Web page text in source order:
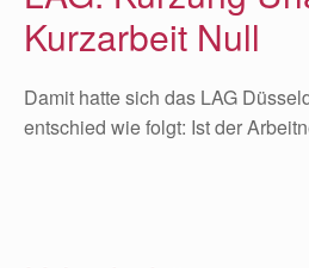
Kurzarbeit Null
Damit hatte sich das LAG
entschied wie folgt: Ist der